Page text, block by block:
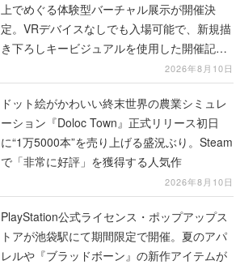
上でめぐる体験型バーチャル展示が開催決
定。VRデバイスなしでも入場可能で、新規描
き下ろしキービジュアルを使用した開催記念
2026年8月10日
ドット絵がかわいい終末世界の農業シミュレ
ーション『Doloc Town』正式リリース初日
に“1万5000本”を売り上げる盛況ぶり。Steam
で「非常に好評」を獲得する人気作
2026年8月10日
PlayStation公式ライセンス・ポップアップス
トアが池袋駅にて期間限定で開催。夏のアパ
レルや『ブラッドボーン』の新作アイテムが